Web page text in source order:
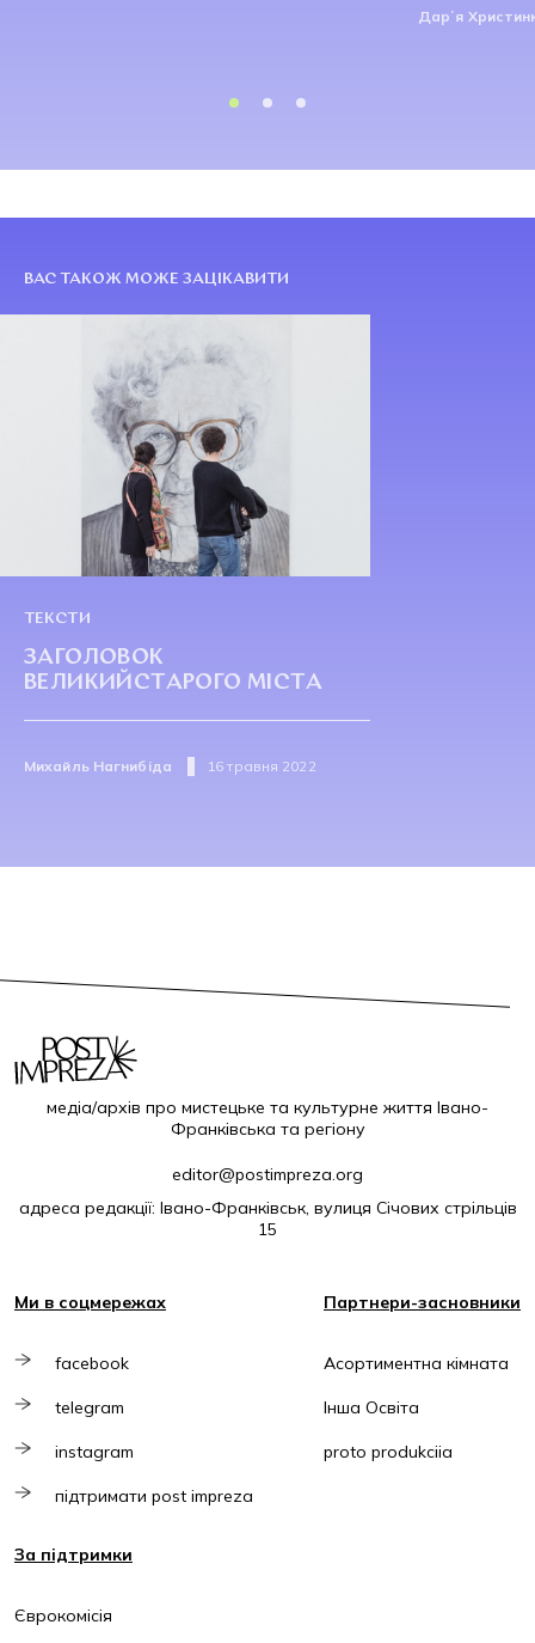
Дарʼя
ВАС ТАКОЖ МОЖЕ ЗАЦІКАВИТИ
ТЕКСТИ
ЗАГОЛОВОК
ВЕЛИКИЙСТАРОГО МІСТА
Михайль Нагнибіда 16 травня 2022
медіа/архів про мистецьке та культурне життя Івано-
Франківська та регіону
editor@postimpreza.org
адреса редакції: Івано-Франківськ, вулиця Січових стрільців
15
Ми в соцмережах
facebook
telegram
instagram
підтримати post impreza
Партнери-засновники
Асортиментна кімната
Інша Освіта
proto produkciia
За підтримки
Єврокомісія